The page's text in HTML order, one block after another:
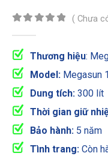
( Chưa
Thương hiệu:
Model: Megasun
Dung tích: 300 lít
Thời gian giữ
Bảo hành: 5 năm
Tình trang: Còn